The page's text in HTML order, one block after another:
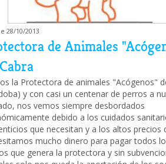
28/10/2013
de Animales
la Protectora de animales "Acógenos"
y con casi un centenar de perros a
nos vemos siempre desbordados
debido a los cuidados
que necesitan y a los altos precios
mucho dinero para pagar todos
que genera la protectora y sin